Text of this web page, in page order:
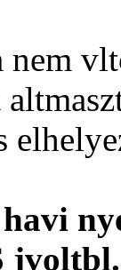
nem
jvoltbl.